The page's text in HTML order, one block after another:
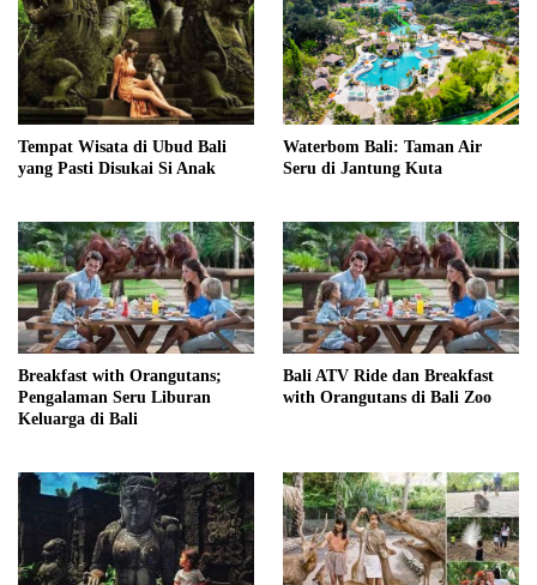
Tempat Wisata di Ubud Bali
yang Pasti Disukai Si Anak
Waterbom Bali: Taman Air
Seru di Jantung Kuta
Breakfast with Orangutans;
Pengalaman Seru Liburan
Keluarga di Bali
Bali ATV Ride dan Breakfast
with Orangutans di Bali Zoo